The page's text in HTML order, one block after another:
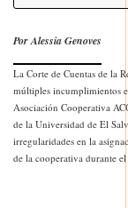
Por Alessia Genoves
La Corte de Cuentas de la
múltiples incumplimientos
Asociación Cooperativa
de la Universidad de El
irregularidades en la
de la cooperativa durante